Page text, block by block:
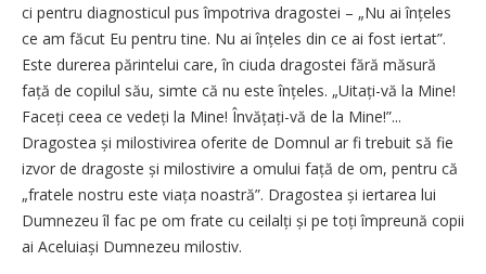
ci pentru diagnosticul pus împotriva dragostei – „Nu ai înțeles
ce am făcut Eu pentru tine. Nu ai înțeles din ce ai fost iertat”.
Este durerea părintelui care, în ciuda dragostei fără măsură
față de copilul său, simte că nu este înțeles. „Uitați-vă la Mine!
Faceți ceea ce vedeți la Mine! Învățați-vă de la Mine!”...
Dragostea și milostivirea oferite de Domnul ar fi trebuit să fie
izvor de dragoste și milostivire a omului față de om, pentru că
„fratele nostru este viața noastră”. Dragostea și iertarea lui
Dumnezeu îl fac pe om frate cu ceilalți și pe toți împreună copii
ai Aceluiași Dumnezeu milostiv.